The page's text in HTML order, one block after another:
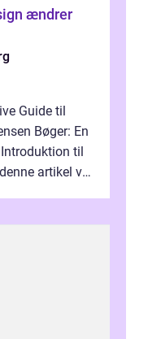
ændrer
Guide til
Bøger: En
til
artikel vil